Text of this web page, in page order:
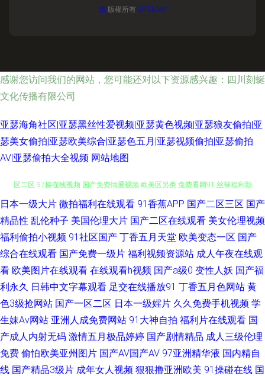
造 版權所有 SITEMAP
感谢您访问我们的网站，您可能还对以下资源感兴趣：四川刻蜒
文化传播有限公司
亚瑟海角社区|亚瑟黑丝性爱视频|亚瑟黄色视频|亚瑟狼友偷拍|亚
瑟美女偷拍|亚瑟欧美综合|亚瑟色五月|亚瑟视频偷拍|亚瑟偷拍
AV|亚瑟偷拍大全视频 网站地图
白丝学姐操逼 AV音影先锋 91探花在线 黑丝美女叼嘿网站 日韩电影第二页 一
区二区 97操在线视频 国产免费情爱视频 欧美区另类 免费看网91 丝袜福利影
院 91足交 国内精品视频97 欧美老女人 天天日夜夜爽 97人人操超碰 豆花社
区av 午夜剧场www 白丝jk会所足交 国产成人超碰97 美女诱惑福利电影 免费
黄色影院 91人人草人妻 成人午夜精品一级 欧美第一页导航 性综合网 91超在
碰 超碰免费人 三级片播放器 亚洲视频一区91 加勒比啊V网 天堂91网 丰满av
日本一级大片 微拍福利在线观看 91香蕉APP 国产二区三区 国产
精品性 乱伦种子 美国伦理大片 国产二区在线观看 美女伦理视频
福利偷拍小视频 91社区国产 丁香五月天堂 欧美变态一区 国产
综合在线观看 国产免费一级片 福利视频资源站 成人午夜在线观
看 欧美图片在线观看 在线观看h视频 国产a级0 变性人妖 国产福
利永久 日韩中文字幕观看 足交在线播放91 丁香五月色网站 黄
色3级抢网站 国产一区二区 日本一级婬片 久久免费手机视频 学
生妹Av网站 亚洲人成免费网站 91大神自拍 福利片在线观看 国
产成人内射无码 激情五月极品婷婷 国产剧情精品 成人三级伦理
免费 偷怕欧美亚州图片 国产AV国产AV 97亚洲精华液 国内精自
线 国产精品3级片 成年女人视频 狠狠撸亚洲欧美 91操碰在线 国